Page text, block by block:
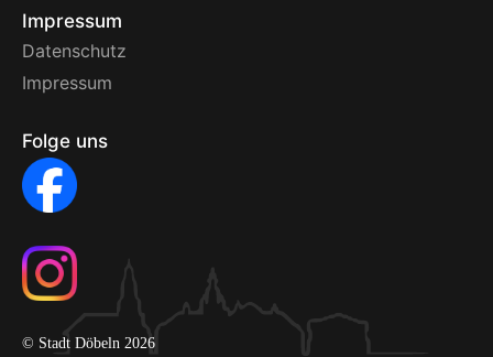
Impressum
Datenschutz
Impressum
Folge uns
© Stadt Döbeln 2026